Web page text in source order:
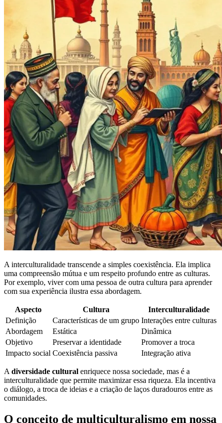
A interculturalidade transcende a simples coexistência. Ela implica
uma compreensão mútua e um respeito profundo entre as culturas.
Por exemplo, viver com uma pessoa de outra cultura para aprender
com sua experiência ilustra essa abordagem.
Aspecto Cultura
Interculturalidade
Definição
Características de um grupo Interações entre culturas
Abordagem
Estática
Dinâmica
Objetivo
Preservar a identidade
Promover a troca
Impacto social Coexistência passiva Integração ativa
A diversidade cultural enriquece nossa sociedade, mas é a
interculturalidade que permite maximizar essa riqueza. Ela incentiva
o diálogo, a troca de ideias e a criação de laços duradouros entre as
comunidades.
O conceito de multiculturalismo em nossa